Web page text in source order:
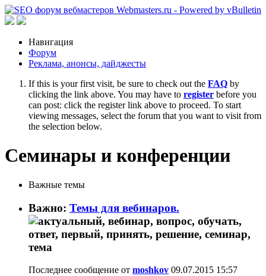
Навигация
Форум
Реклама, анонсы, дайджесты
If this is your first visit, be sure to check out the FAQ by
clicking the link above. You may have to register before you
can post: click the register link above to proceed. To start
viewing messages, select the forum that you want to visit from
the selection below.
Семинары и конференции
Важные темы
Важно: Темы для вебинаров.
Последнее сообщение от moshkov 09.07.2015 15:57